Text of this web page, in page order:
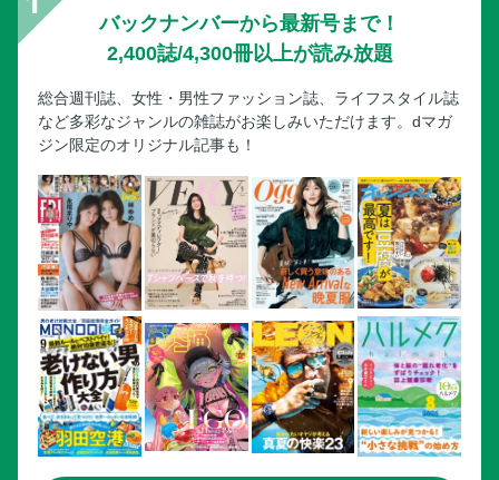
バックナンバーから最新号まで！
2,400誌/4,300冊以上が読み放題
総合週刊誌、女性・男性ファッション誌、ライフスタイル誌
など多彩なジャンルの雑誌がお楽しみいただけます。dマガ
ジン限定のオリジナル記事も！